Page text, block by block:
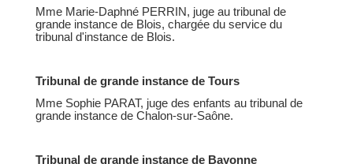
Mme Marie-Daphné PERRIN, juge au tribunal de
grande instance de Blois, chargée du service du
tribunal d'instance de Blois.
Tribunal de grande instance de Tours
Mme Sophie PARAT, juge des enfants au tribunal de
grande instance de Chalon-sur-Saône.
Tribunal de grande instance de Bayonne